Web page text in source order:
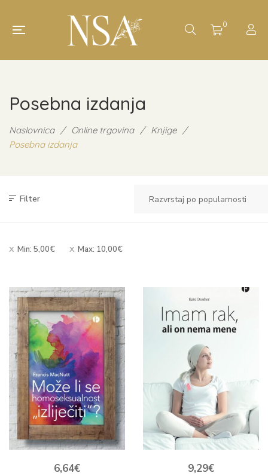
0
Posebna izdanja
Naslovnica / Online trgovina / Knjige /
Posebna izdanja
Filter
Min: 5,00€ Max: 10,00€
6,64€ 9,29€